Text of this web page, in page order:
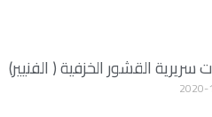
سريرية القشور الخزفية ( الفنيير)